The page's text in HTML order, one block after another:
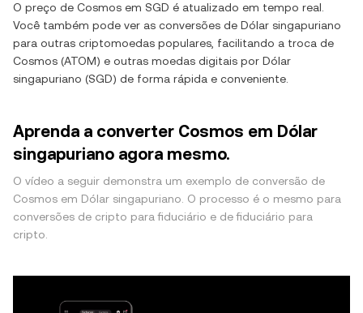
O preço de Cosmos em SGD é atualizado em tempo real.
Você também pode ver as conversões de Dólar singapuriano
para outras criptomoedas populares, facilitando a troca de
Cosmos (ATOM) e outras moedas digitais por Dólar
singapuriano (SGD) de forma rápida e conveniente.
Aprenda a converter Cosmos em Dólar
singapuriano agora mesmo.
O vídeo a seguir demonstra um exemplo de conversão de
Cosmos em Dólar singapuriano. O processo é o mesmo para
conversões de cripto para fiduciário e de fiduciário para
cripto.